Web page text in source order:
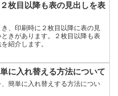
枚目以降も表の見出しを表
、印刷時に２枚目以降に表の見
きがあります。２枚目以降も表
紹介します。
に入れ替える方法について
簡単に入れ替えする方法につい